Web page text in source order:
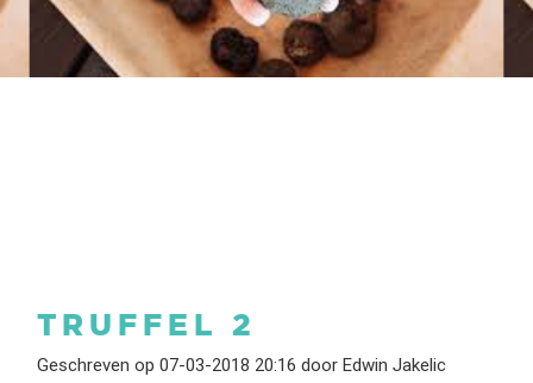
TRUFFEL 2
Geschreven op 07-03-2018 20:16 door Edwin Jakelic